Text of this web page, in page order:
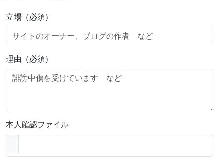
立場（必須）
理由（必須）
本人確認ファイル